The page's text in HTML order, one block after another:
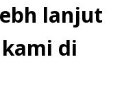
lanjut
di